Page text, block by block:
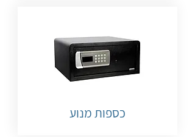
כספות מנוע